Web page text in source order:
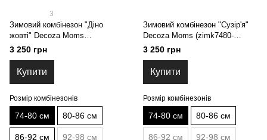
3
Зимовий комбінезон "Діно
жовті" Decoza Moms
(zimk7480-OP001-pl016) 74-80
3 250 грн
Купити
Розмір комбінезонів
74-80 см 80-86 см
86-92 см 92-98 см
Зимовий комбінезон "Сузір'я"
Decoza Moms (zimk7480-
OP014-pl016) 74-80 см
3 250 грн
Купити
Розмір комбінезонів
74-80 см 80-86 см
86-92 см 92-98 см